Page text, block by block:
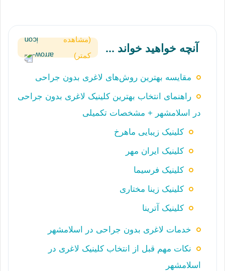
آنچه خواهید خواند ...
(مشاهده
کمتر)
مقایسه بهترین روش‌های لاغری بدون جراحی
راهنمای انتخاب بهترین کلینیک لاغری بدون جراحی
در اسلامشهر + مشخصات تکمیلی
کلینیک زیبایی ماهرخ
کلینیک ایران مهر
کلینیک فرسیما
کلینیک زینا مختاری
کلینیک آترینا
خدمات لاغری بدون جراحی در اسلامشهر
نکات مهم قبل از انتخاب کلینیک لاغری در
اسلامشهر